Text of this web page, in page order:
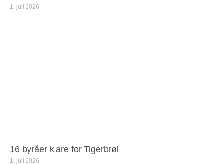
1. juli 2026
16 byråer klare for Tigerbrøl
1. juli 2026